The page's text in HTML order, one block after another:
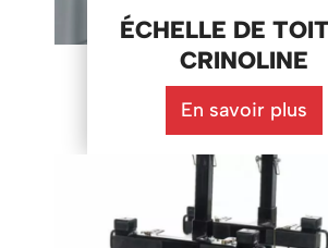
ÉCHELLE DE
CRINOLINE
En savoir plus